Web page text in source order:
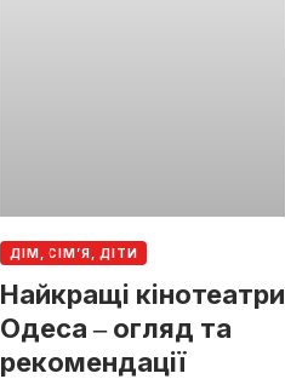
ДІМ, СІМ’Я, ДІТИ
Найкращі кінотеатри
Одеса ‒ огляд та
рекомендації